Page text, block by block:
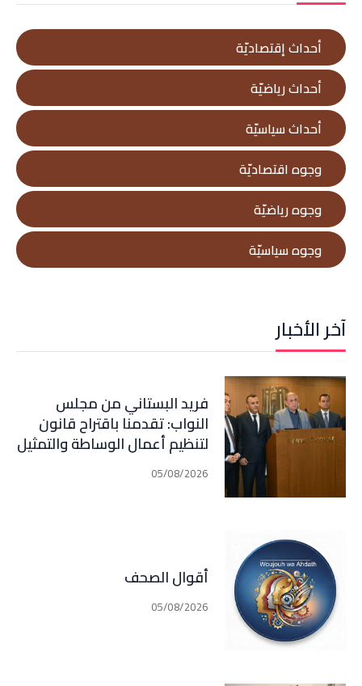
أحداث إقتصاديّة
أحداث رياضيّة
أحداث سياسيّة
وجوه اقتصاديّة
وجوه رياضيّة
وجوه سياسيّة
آخر الأخبار
فريد البستاني من مجلس
النواب: تقدمنا باقتراح قانون
لتنظيم أعمال الوساطة والتمثيل
في مجال التأمين الذي اصبح في
مرحلة النقاش الرسمي
05/08/2026
أقوال الصحف
05/08/2026